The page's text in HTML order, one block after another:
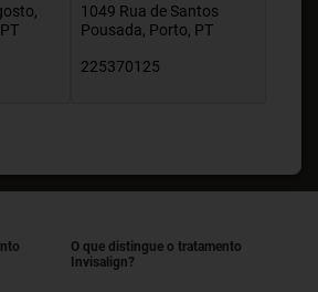
1049 Rua de Santos
Pousada, Porto, PT
225370125
O que distingue o tratamento
Invisalign?